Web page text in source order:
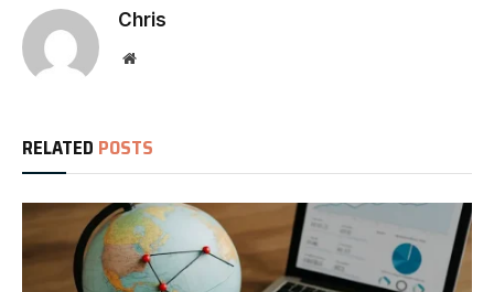
Chris
Website
RELATED POSTS